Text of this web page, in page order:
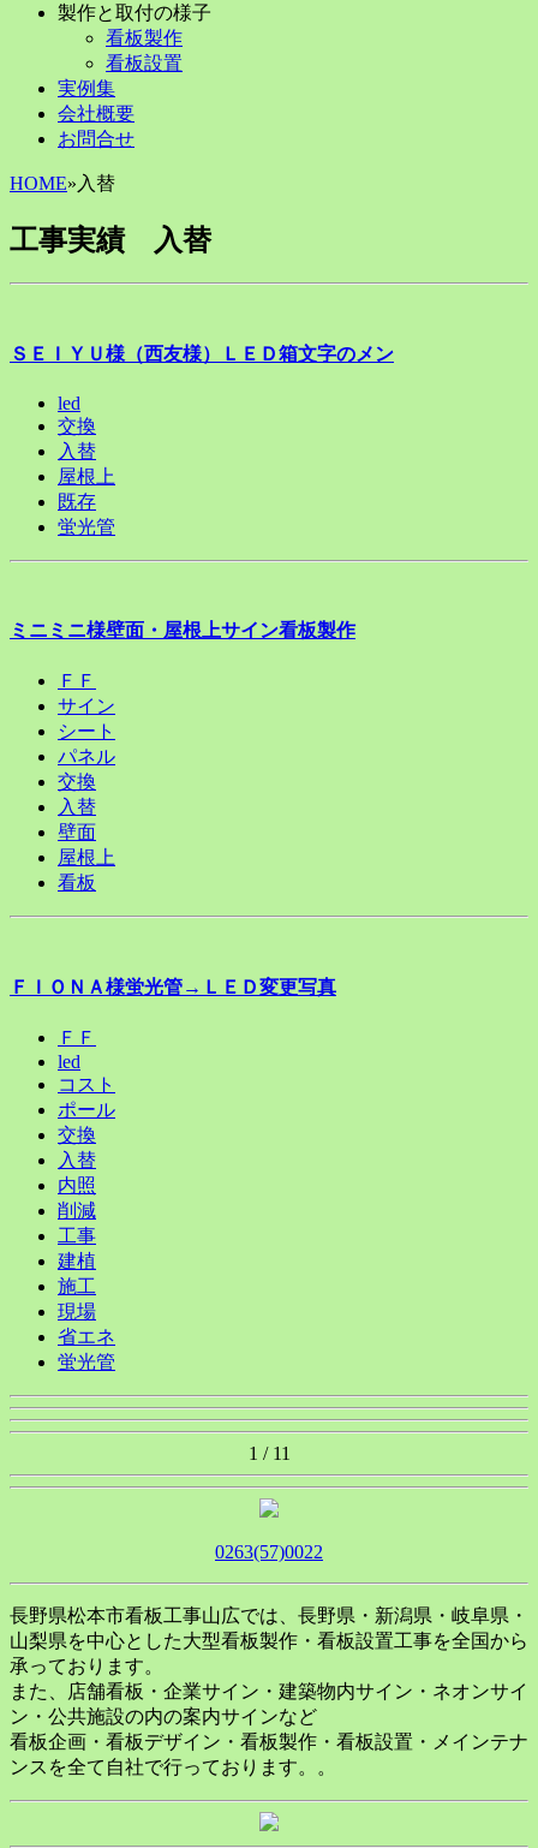
製作と取付の様子
看板製作
看板設置
実例集
会社概要
お問合せ
HOME» 入替
工事実績 入替
ＳＥＩＹＵ様（西友様）ＬＥＤ箱文字のメン
led
交換
入替
屋根上
既存
蛍光管
ミニミニ様壁面・屋根上サイン看板製作
ＦＦ
サイン
シート
パネル
交換
入替
壁面
屋根上
看板
ＦＩＯＮＡ様蛍光管→ＬＥＤ変更写真
ＦＦ
led
コスト
ポール
交換
入替
内照
削減
工事
建植
施工
現場
省エネ
蛍光管
1 / 11
0263(57)0022
長野県松本市看板工事山広では、長野県・新潟県・岐阜県・
山梨県を中心とした大型看板製作・看板設置工事を全国から
承っております。
また、店舗看板・企業サイン・建築物内サイン・ネオンサイ
ン・公共施設の内の案内サインなど
看板企画・看板デザイン・看板製作・看板設置・メインテナ
ンスを全て自社で行っております。。